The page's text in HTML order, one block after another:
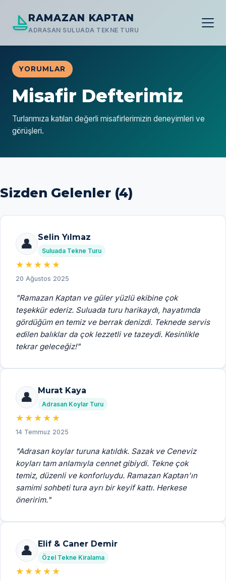
RAMAZAN KAPTAN
ADRASAN SULUADA TEKNE TURU
YORUMLAR
Misafir Defterimiz
Turlarımıza katılan değerli misafirlerimizin deneyimleri ve
görüşleri.
Sizden Gelenler (4)
👤 Selin Yılmaz
Suluada Tekne Turu
★★★★★
20 Ağustos 2025
"Ramazan Kaptan ve güler yüzlü ekibine çok
teşekkür ederiz. Suluada turu harikaydı, hayatımda
gördüğüm en temiz ve berrak denizdi. Teknede servis
edilen balıklar da çok lezzetli ve tazeydi. Kesinlikle
tekrar geleceğiz!"
👤 Murat Kaya
Adrasan Koylar Turu
★★★★★
14 Temmuz 2025
"Adrasan koylar turuna katıldık. Sazak ve Ceneviz
koyları tam anlamıyla cennet gibiydi. Tekne çok
temiz, düzenli ve konforluydu. Ramazan Kaptan'ın
samimi sohbeti tura ayrı bir keyif kattı. Herkese
öneririm."
👤 Elif & Caner Demir
Özel Tekne Kiralama
★★★★★